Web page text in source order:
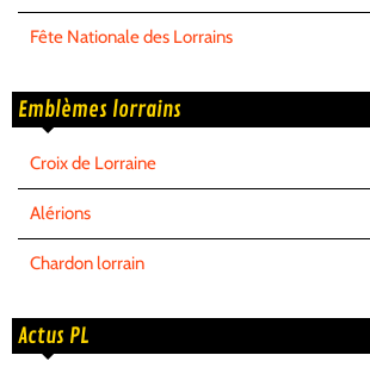
Fête Nationale des Lorrains
Emblèmes lorrains
Croix de Lorraine
Alérions
Chardon lorrain
Actus PL